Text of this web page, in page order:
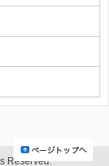
Reserved.